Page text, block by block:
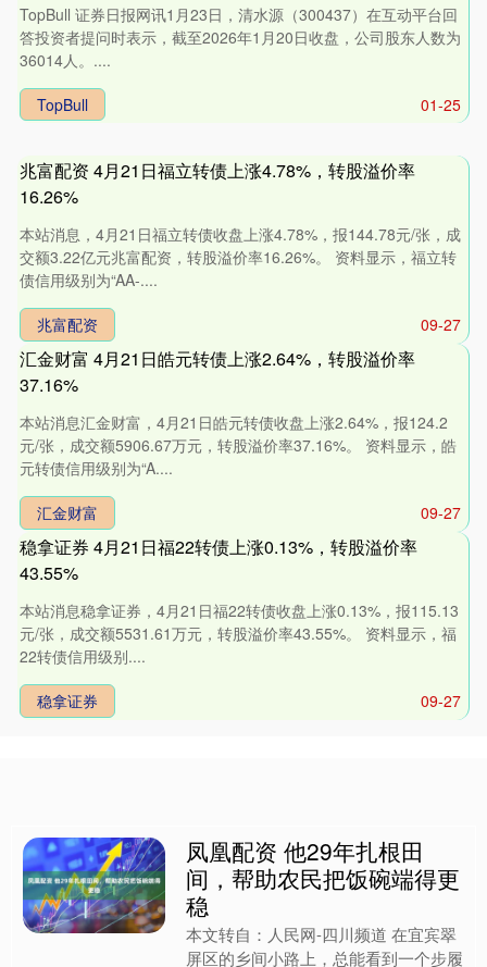
TopBull 证券日报网讯1月23日，清水源（300437）在互动平台回
答投资者提问时表示，截至2026年1月20日收盘，公司股东人数为
36014人。....
01-25
TopBull
兆富配资 4月21日福立转债上涨4.78%，转股溢价率
16.26%
本站消息，4月21日福立转债收盘上涨4.78%，报144.78元/张，成
交额3.22亿元兆富配资，转股溢价率16.26%。 资料显示，福立转
债信用级别为“AA-....
09-27
兆富配资
汇金财富 4月21日皓元转债上涨2.64%，转股溢价率
37.16%
本站消息汇金财富，4月21日皓元转债收盘上涨2.64%，报124.2
元/张，成交额5906.67万元，转股溢价率37.16%。 资料显示，皓
元转债信用级别为“A....
09-27
汇金财富
稳拿证券 4月21日福22转债上涨0.13%，转股溢价率
43.55%
本站消息稳拿证券，4月21日福22转债收盘上涨0.13%，报115.13
元/张，成交额5531.61万元，转股溢价率43.55%。 资料显示，福
22转债信用级别....
09-27
稳拿证券
凤凰配资 他29年扎根田
间，帮助农民把饭碗端得更
稳
本文转自：人民网-四川频道 在宜宾翠
屏区的乡间小路上，总能看到一个步履